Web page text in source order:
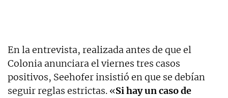
En la entrevista, realizada antes de que el
Colonia anunciara el viernes tres casos
positivos, Seehofer insistió en que se debían
seguir reglas estrictas. «Si hay un caso de